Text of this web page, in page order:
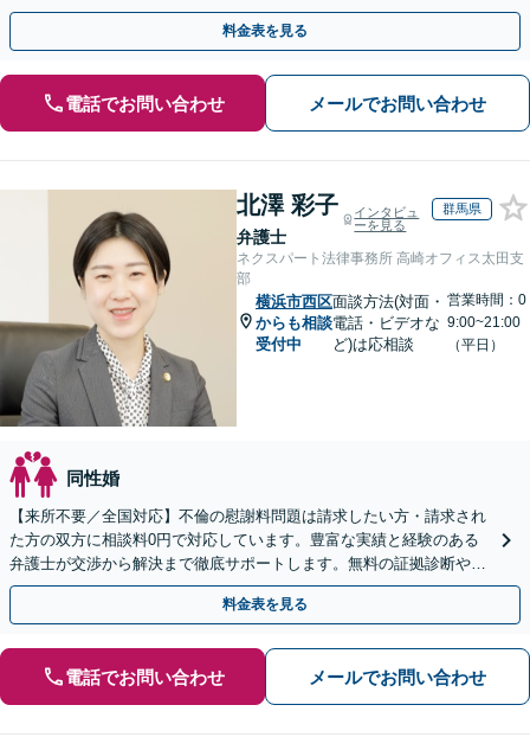
手金の返還保証もありますので安心してご相談ください。
料金表を見る
電話でお問い合わせ メールでお問い合わせ
北澤 彩子
弁護士
インタビュ
ーを見る
群馬県
ネクスパート法律事務所 高崎オフィス太田支
部
横浜市西区
からも相談
受付中
面談方法(対面・
電話・ビデオな
ど)は応相談
営業時間：0
9:00~21:00
（平日）
同性婚
【来所不要／全国対応】不倫の慰謝料問題は請求したい方・請求され
た方の双方に相談料0円で対応しています。豊富な実績と経験のある
弁護士が交渉から解決まで徹底サポートします。無料の証拠診断や着
手金の返還保証もありますので安心してご相談ください。
料金表を見る
電話でお問い合わせ メールでお問い合わせ